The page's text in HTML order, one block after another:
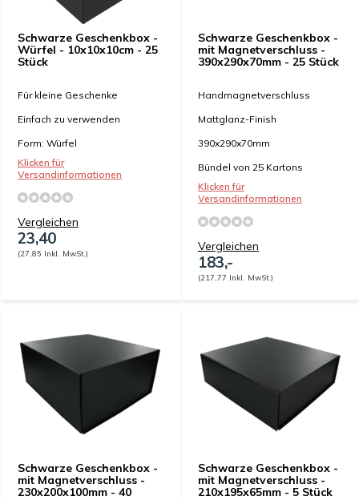
Schwarze Geschenkbox -
Würfel - 10x10x10cm - 25
Stück
Für kleine Geschenke
Einfach zu verwenden
Form: Würfel
Klicken für
Versandinformationen
Vergleichen
23,40
(27,85 Inkl. MwSt.)
Schwarze Geschenkbox -
mit Magnetverschluss -
390x290x70mm - 25 Stück
Handmagnetverschluss
Mattglanz-Finish
390x290x70mm
Bündel von 25 Kartons
Klicken für
Versandinformationen
Vergleichen
183,-
(217,77 Inkl. MwSt.)
Schwarze Geschenkbox -
mit Magnetverschluss -
230x200x100mm - 40
Schwarze Geschenkbox -
mit Magnetverschluss -
210x195x65mm - 5 Stück